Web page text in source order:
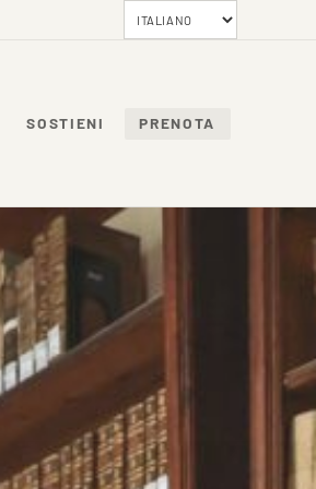
SOSTIENI PRENOTA